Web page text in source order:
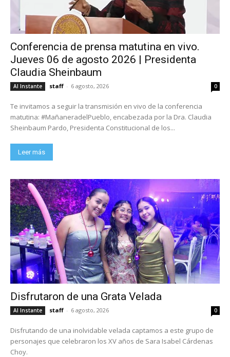
Conferencia de prensa matutina en vivo.
Jueves 06 de agosto 2026 | Presidenta
Claudia Sheinbaum
Al Instante staff - 6 agosto, 2026 0
Te invitamos a seguir la transmisión en vivo de la conferencia
matutina: #MañaneradelPueblo, encabezada por la Dra. Claudia
Sheinbaum Pardo, Presidenta Constitucional de los...
Leer más
Disfrutaron de una Grata Velada
Al Instante staff - 6 agosto, 2026 0
Disfrutando de una inolvidable velada captamos a este grupo de
personajes que celebraron los XV años de Sara Isabel Cárdenas
Choy.